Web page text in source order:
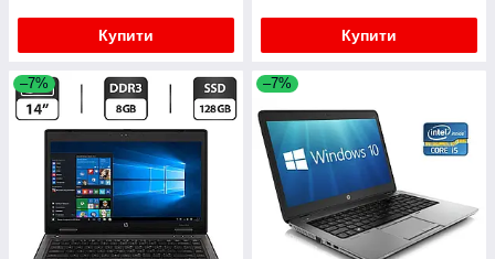
Купити Купити
–7% –7%